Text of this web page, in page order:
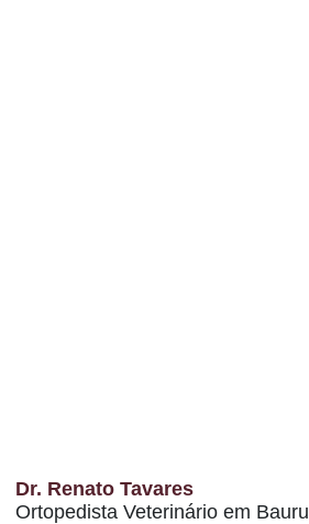
Dr. Renato Tavares
Ortopedista Veterinário em Bauru